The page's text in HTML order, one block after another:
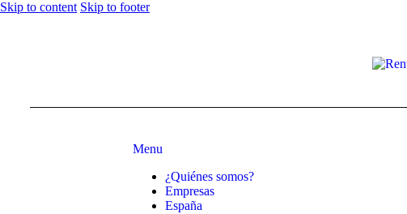
Skip to content Skip to footer
Menu
¿Quiénes somos?
Empresas
España